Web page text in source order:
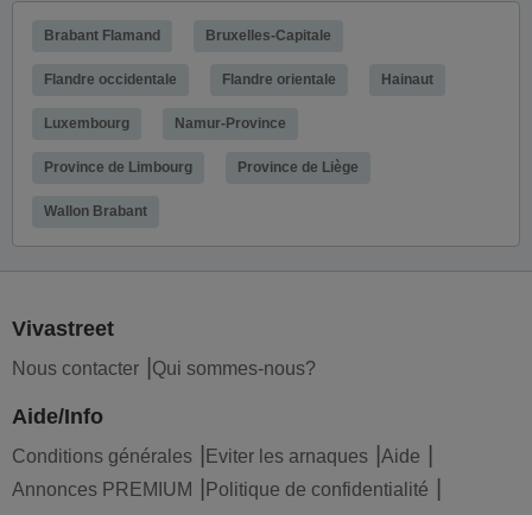
Brabant Flamand Bruxelles-Capitale
Flandre occidentale Flandre orientale Hainaut
Luxembourg Namur-Province
Province de Limbourg Province de Liège
Wallon Brabant
Vivastreet
Nous contacter Qui sommes-nous?
Aide/Info
Conditions générales Eviter les arnaques
Aide
Annonces PREMIUM
Politique de confidentialité